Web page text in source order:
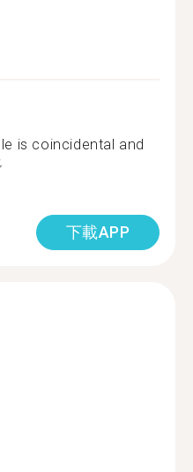
is coincidental and
下載APP